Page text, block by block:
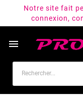
Notre site fait
connexion,
